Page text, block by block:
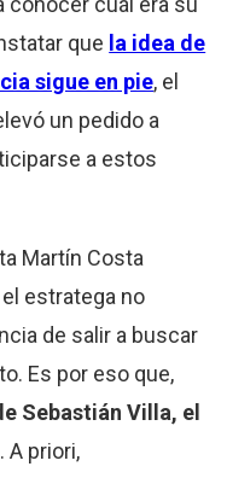
que la idea de
sigue en pie, el
un pedido a
a estos
Martín Costa
estratega no
de salir a buscar
Es por eso que,
Sebastián Villa, el
. A priori,